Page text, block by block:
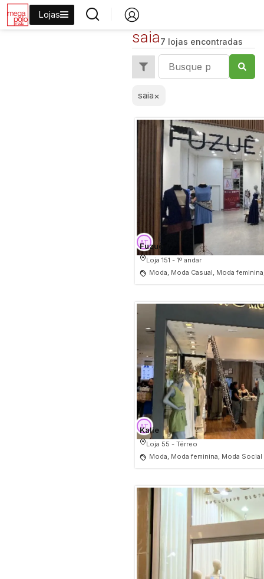
Lojas
saia7 lojas encontradas
saia×
Fuzuê
Loja 151 - 1º andar
Moda, Moda Casual, Moda
Kalie
Loja 55 - Térreo
Moda, Moda feminina, Moda Social